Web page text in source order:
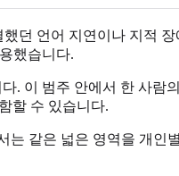
던 언어 지연이나 지적
했습니다.
. 이 범주 안에서 한 사람
할 수 있습니다.
는 같은 넓은 영역을 개인